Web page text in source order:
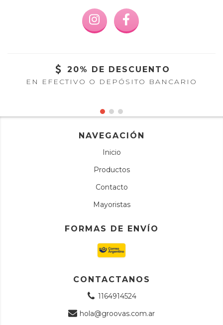
20% DE DESCUENTO
EN EFECTIVO O DEPÓSITO BANCARIO
NAVEGACIÓN
Inicio
Productos
Contacto
Mayoristas
FORMAS DE ENVÍO
CONTACTANOS
1164914524
hola@groovas.com.ar